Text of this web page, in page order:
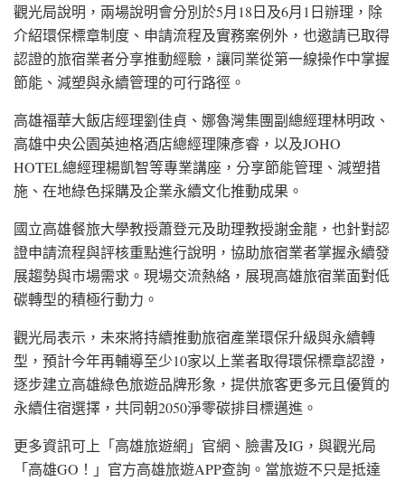
觀光局說明，兩場說明會分別於5月18日及6月1日辦理，除
介紹環保標章制度、申請流程及實務案例外，也邀請已取得
認證的旅宿業者分享推動經驗，讓同業從第一線操作中掌握
節能、減塑與永續管理的可行路徑。
高雄福華大飯店經理劉佳貞、娜魯灣集團副總經理林明政、
高雄中央公園英迪格酒店總經理陳彥睿，以及JOHO
HOTEL總經理楊凱智等專業講座，分享節能管理、減塑措
施、在地綠色採購及企業永續文化推動成果。
國立高雄餐旅大學教授蕭登元及助理教授謝金龍，也針對認
證申請流程與評核重點進行說明，協助旅宿業者掌握永續發
展趨勢與市場需求。現場交流熱絡，展現高雄旅宿業面對低
碳轉型的積極行動力。
觀光局表示，未來將持續推動旅宿產業環保升級與永續轉
型，預計今年再輔導至少10家以上業者取得環保標章認證，
逐步建立高雄綠色旅遊品牌形象，提供旅客更多元且優質的
永續住宿選擇，共同朝2050淨零碳排目標邁進。
更多資訊可上「高雄旅遊網」官網、臉書及IG，與觀光局
「高雄GO！」官方高雄旅遊APP查詢。當旅遊不只是抵達